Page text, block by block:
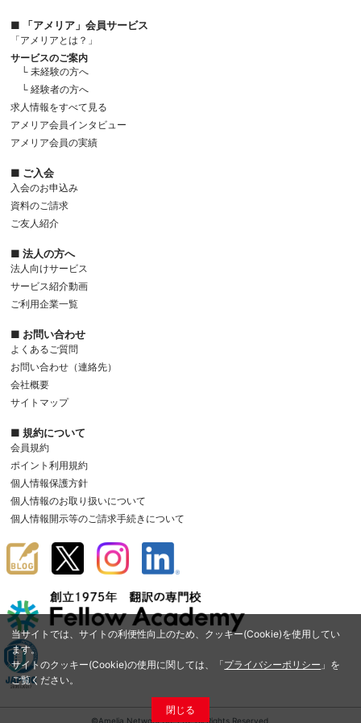
当サイトでは、サイトの利便性向上のため、クッキー(Cookie)を使用してい
ます。
サイトのクッキー(Cookie)の使用に関しては、「プライバシーポリシー 」を
ご覧ください。
閉じる
■ 「アメリア」会員サービス
「アメリアとは？」
サービスのご案内
└ 未経験の方へ
└ 経験者の方へ
求人情報をすべて見る
アメリア会員インタビュー
アメリア会員の実績
■ ご入会
入会のお申込み
資料のご請求
ご友人紹介
■ 法人の方へ
法人向けサービス
サービス紹介動画
ご利用企業一覧
■ お問い合わせ
よくあるご質問
お問い合わせ（連絡先）
会社概要
サイトマップ
■ 規約について
会員規約
ポイント利用規約
個人情報保護方針
個人情報のお取り扱いについて
個人情報開示等のご請求手続きについて
©Amelia Network Co.,Ltd. All Rights Reserved.